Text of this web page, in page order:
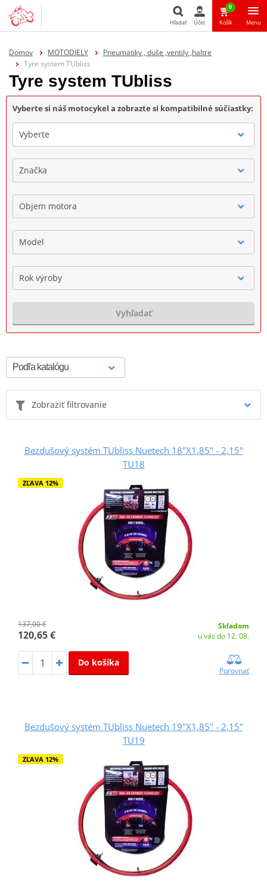
Hľadať Účet
0
Košík Menu
Domov MOTODIELY
Pneumatiky , duše ,ventily ,haltre
Tyre system TUbliss
Tyre system TUbliss
Vyberte si náš motocykel a zobrazte si kompatibilné súčiastky:
Vyberte
Značka
Objem motora
Model
Rok výroby
Vyhľadať
Zobraziť filtrovanie
Bezdušový systém TUbliss Nuetech 18"X1,85" - 2,15"
TU18
ZĽAVA 12%
137,00 €
120,65 €
Skladom
u vás do 12. 08.
Do košíka
Porovnať
Bezdušový systém TUbliss Nuetech 19"X1,85" - 2,15"
TU19
ZĽAVA 12%